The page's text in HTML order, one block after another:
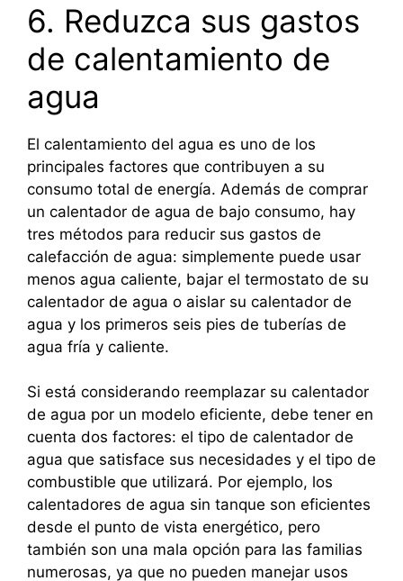
6. Reduzca sus gastos
de calentamiento de
agua
El calentamiento del agua es uno de los
principales factores que contribuyen a su
consumo total de energía. Además de comprar
un calentador de agua de bajo consumo, hay
tres métodos para reducir sus gastos de
calefacción de agua: simplemente puede usar
menos agua caliente, bajar el termostato de su
calentador de agua o aislar su calentador de
agua y los primeros seis pies de tuberías de
agua fría y caliente.
Si está considerando reemplazar su calentador
de agua por un modelo eficiente, debe tener en
cuenta dos factores: el tipo de calentador de
agua que satisface sus necesidades y el tipo de
combustible que utilizará. Por ejemplo, los
calentadores de agua sin tanque son eficientes
desde el punto de vista energético, pero
también son una mala opción para las familias
numerosas, ya que no pueden manejar usos